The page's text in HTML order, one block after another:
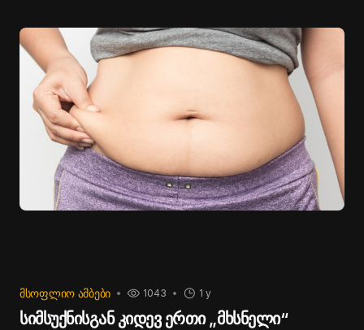
ᲛᲡᲝᲤᲚᲘᲝ ᲐᲛᲑᲔᲑᲘ 1 y
1043
სიმსუქნისგან კიდევ ერთი „მხსნელი“